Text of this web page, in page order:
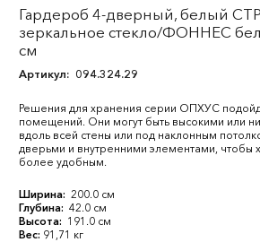
Гардероб 4-дверный, белый
зеркальное стекло/ФОННЕС
см
Артикул: 094.324.29
Решения для хранения серии ОПХУС
помещений. Они могут быть высокими или
вдоль всей стены или под наклонным
дверьми и внутренними элементами,
более удобным.
Ширина: 200.0 см
Глубина: 42.0 см
Высота: 191.0 см
Вес: 91,71 кг